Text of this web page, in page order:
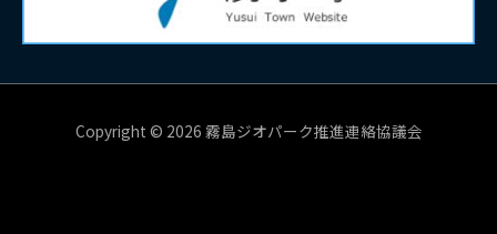
Copyright © 2026 霧島ジオパーク推進連絡協議会